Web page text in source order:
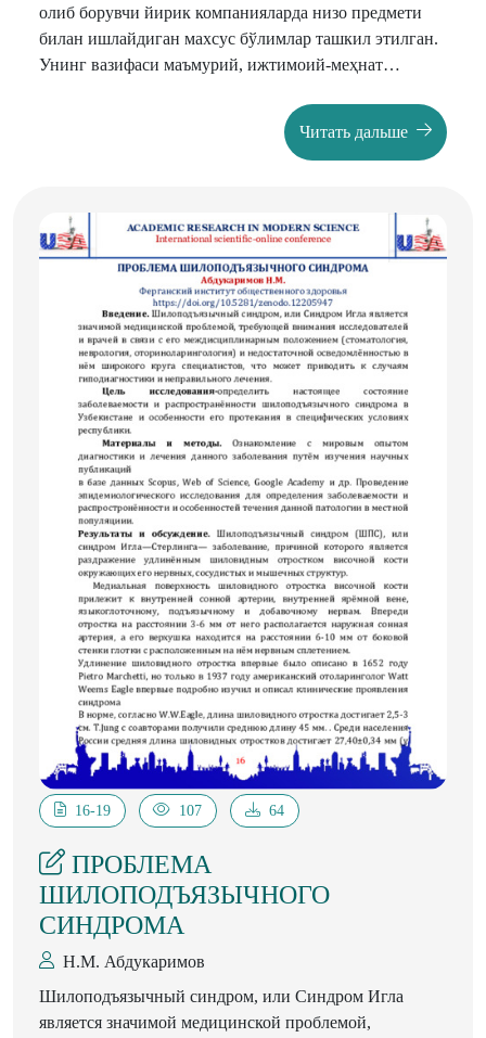
олиб борувчи йирик компанияларда низо предмети
билан ишлайдиган махсус бўлимлар ташкил этилган.
Унинг вазифаси маъмурий, ижтимоий-меҳнат
collaborative law, procedure
Читать дальше
16-19 107 64
ПРОБЛЕМА
ШИЛОПОДЪЯЗЫЧНОГО
СИНДРОМА
Н.М. Абдукаримов
Шилоподъязычный синдром, или Синдром Игла
является значимой медицинской проблемой,